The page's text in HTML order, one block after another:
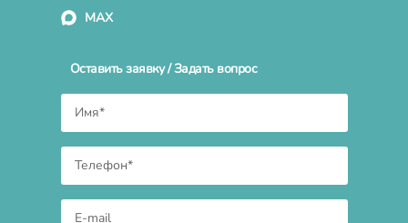
MAX
Оставить заявку / Задать вопрос